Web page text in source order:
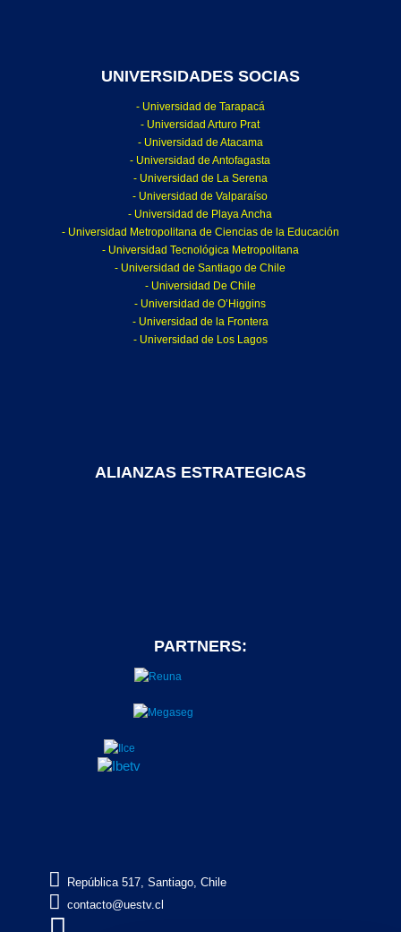
UNIVERSIDADES SOCIAS
- Universidad de Tarapacá
- Universidad Arturo Prat
- Universidad de Atacama
- Universidad de Antofagasta
- Universidad de La Serena
- Universidad de Valparaíso
- Universidad de Playa Ancha
- Universidad Metropolitana de Ciencias de la Educación
- Universidad Tecnológica Metropolitana
- Universidad de Santiago de Chile
- Universidad De Chile
- Universidad de O’Higgins
- Universidad de la Frontera
- Universidad de Los Lagos
ALIANZAS ESTRATEGICAS
PARTNERS:
 República 517, Santiago, Chile
 contacto@uestv.cl